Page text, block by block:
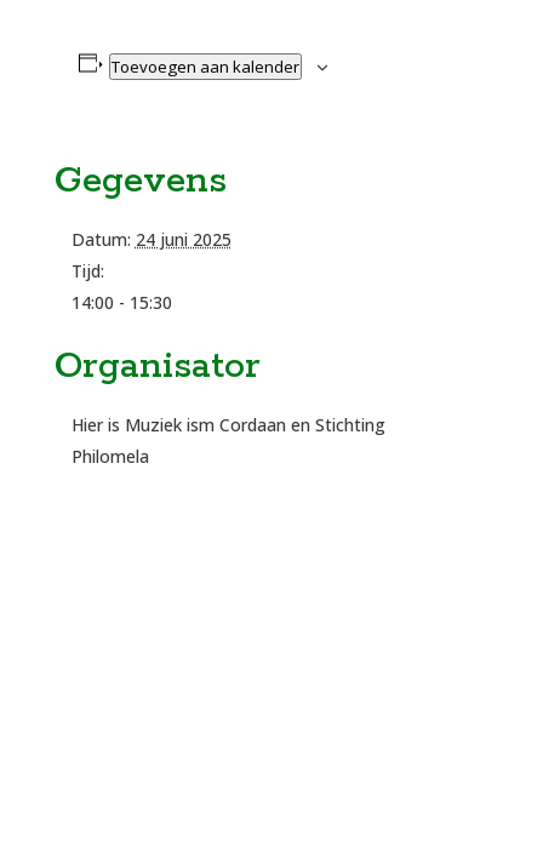
Toevoegen aan kalender
Gegevens
Datum: 24 juni 2025
Tijd:
14:00 - 15:30
Organisator
Hier is Muziek ism Cordaan en Stichting
Philomela